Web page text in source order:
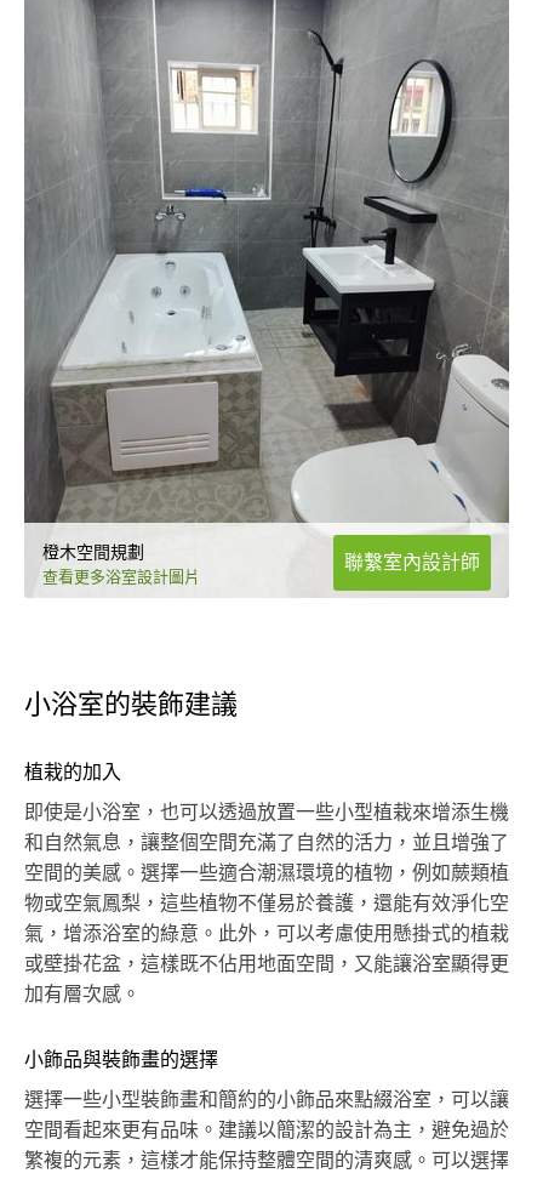
橙木空間規劃
查看更多浴室設計圖片
聯繫室內設計師
小浴室的裝飾建議
植栽的加入
即使是小浴室，也可以透過放置一些小型植栽來增添生機
和自然氣息，讓整個空間充滿了自然的活力，並且增強了
空間的美感。選擇一些適合潮濕環境的植物，例如蕨類植
物或空氣鳳梨，這些植物不僅易於養護，還能有效淨化空
氣，增添浴室的綠意。此外，可以考慮使用懸掛式的植栽
或壁掛花盆，這樣既不佔用地面空間，又能讓浴室顯得更
加有層次感。
小飾品與裝飾畫的選擇
選擇一些小型裝飾畫和簡約的小飾品來點綴浴室，可以讓
空間看起來更有品味。建議以簡潔的設計為主，避免過於
繁複的元素，這樣才能保持整體空間的清爽感。可以選擇